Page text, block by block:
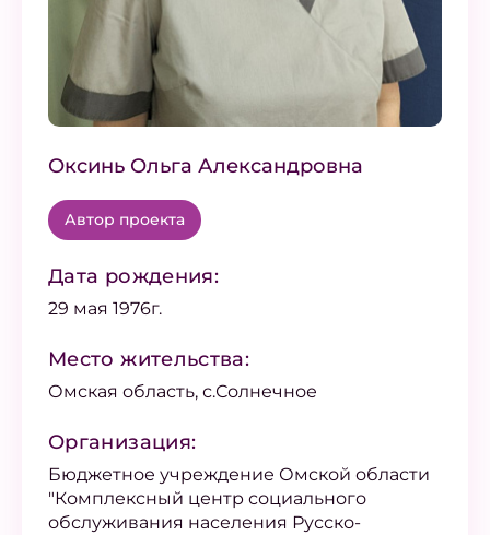
Оксинь Ольга Александровна
Автор проекта
Дата рождения:
29 мая 1976г.
Место жительства:
Омская область, с.Солнечное
Организация:
Бюджетное учреждение Омской области
"Комплексный центр социального
обслуживания населения Русско-